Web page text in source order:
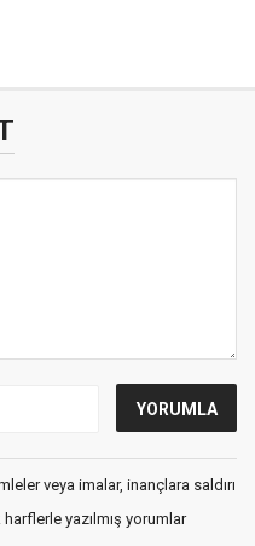
veya imalar, inançlara saldırı
yazılmış yorumlar